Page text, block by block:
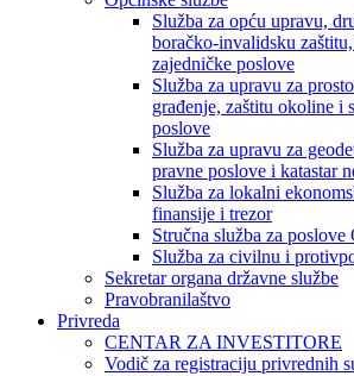
Služba za opću upravu,
boračko-invalidsku
zajedničke poslove
Služba za upravu za
građenje, zaštitu okoline i
poslove
Služba za upravu za
pravne poslove i katastar
Služba za lokalni
finansije i trezor
Stručna služba za
Služba za civilnu i
Sekretar organa državne službe
Pravobranilaštvo
Privreda
CENTAR ZA INVESTITORE
Vodič za registraciju privrednih